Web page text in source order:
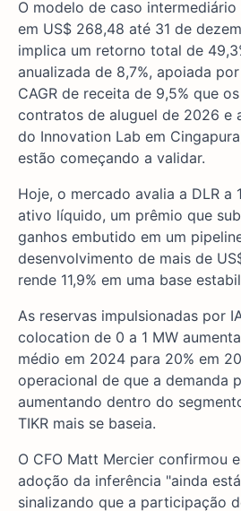
O modelo de caso intermediário
em US$ 268,48 até 31 de
implica um retorno total de
anualizada de 8,7%, apoiada
CAGR de receita de 9,5% que
contratos de aluguel de 2026 e
do Innovation Lab em
estão começando a validar.
Hoje, o mercado avalia a DLR a
ativo líquido, um prêmio que
ganhos embutido em um
desenvolvimento de mais de
rende 11,9% em uma base
As reservas impulsionadas por
colocation de 0 a 1 MW
médio em 2024 para 20% em
operacional de que a demanda
aumentando dentro do
TIKR mais se baseia.
O CFO Matt Mercier confirmou
adoção da inferência "ainda
sinalizando que a participação